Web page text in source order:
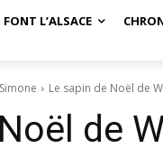
FONT L’ALSACE
Le sapin de Noël de
de